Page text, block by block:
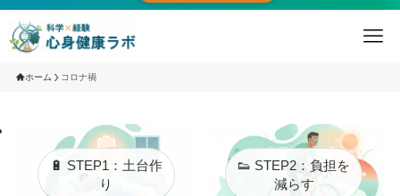
ホーム コロナ禍
🔋 STEP1：土台作
り
👟 STEP2：負担を
減らす